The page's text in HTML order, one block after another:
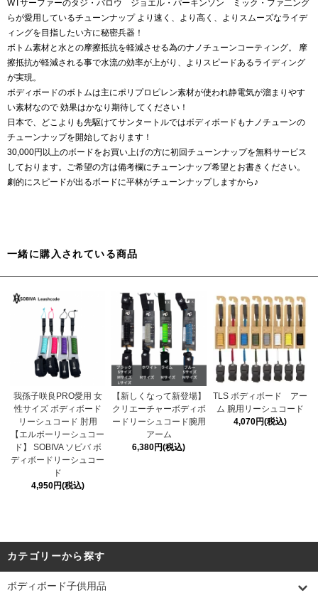
WTサーファーのタジ・バロウ ジョエル・パーキンソン ミック・ファ二ング
らが愛用しているチューンナップ より速く、より高く、よりスムーズなライデ
ィングを目指したい方に秘密兵器！
ボトム素材と水との摩擦抵抗を軽減させる為のナノチューンコーティング。 摩
擦抵抗が軽減される事で水流の効率が上がり、よりスピードあるライディング
が実現。
ボディボードのボトムは主にポリプロピレン素材が使われ静電気が溜まりやす
い素材なので 効果はかなり期待してください！
日本で、どこよりも先駆けてサンタートルではボディボードもナノチューンの
チューンナップを開始しております！
30,000円以上のボードをお買い上げの方に初回チューンナップを無料サービス
しております。ご希望の方は備考欄にチューンナップ希望とお書きください。
劇的にスピードが出るボードに平林がチューンナップしますから♪
一緒に購入されている商品
我孫子咲良PRO愛用 女
性サイズ ボディボード
リーシュコード 肘用
【エルボーリーシュコー
ド】 SOBIVA ソビバ ボ
ディボードリーシュコー
ド
4,950円(税込)
【新しくなって新登場】
クリエーチャーボディボ
ードリーシュコード腕用
アーム
6,380円(税込)
TLS ボディボード アー
ム 腕用リーシュコード
4,070円(税込)
カテゴリーから探す
ボディボード子供用品